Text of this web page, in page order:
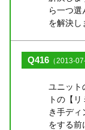
ら一つ選
を解決し
Q416 （2013-
ユニット
トの【
き手デ
をする前